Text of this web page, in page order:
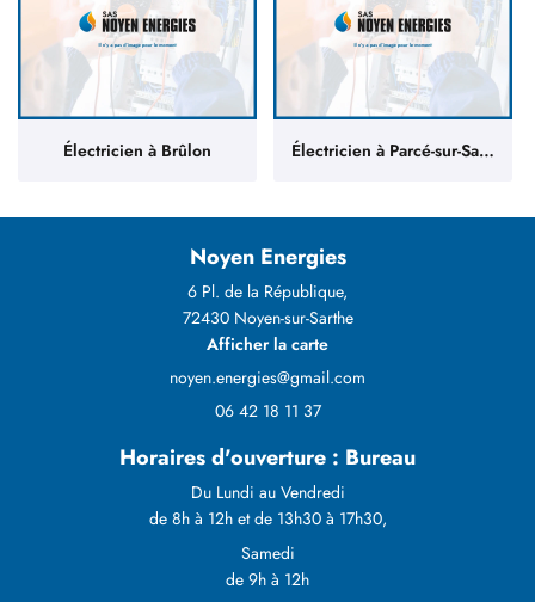
Électricien à Brûlon Électricien à Parcé-sur-Sarthe
Noyen Energies
6 Pl. de la République,
72430 Noyen-sur-Sarthe
Afficher la carte
06 42 18 11 37
Horaires d'ouverture : Bureau
Du Lundi au Vendredi
de 8h à 12h et de 13h30 à 17h30,
Samedi
de 9h à 12h